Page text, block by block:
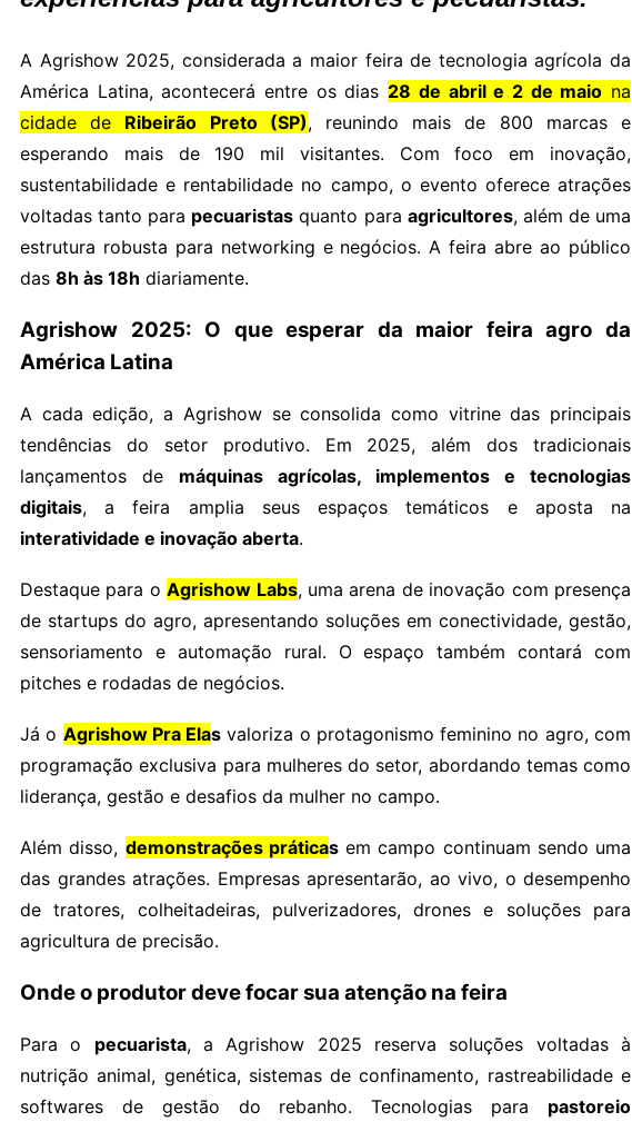
A Agrishow 2025, considerada a maior feira de tecnologia agrícola da
América Latina, acontecerá entre os dias 28 de abril e 2 de maio na
cidade de Ribeirão Preto (SP), reunindo mais de 800 marcas e
esperando mais de 190 mil visitantes. Com foco em inovação,
sustentabilidade e rentabilidade no campo, o evento oferece atrações
voltadas tanto para pecuaristas quanto para agricultores, além de uma
estrutura robusta para networking e negócios. A feira abre ao público
das 8h às 18h diariamente.
Agrishow 2025: O que esperar da maior feira agro da
América Latina
A cada edição, a Agrishow se consolida como vitrine das principais
tendências do setor produtivo. Em 2025, além dos tradicionais
lançamentos de máquinas agrícolas, implementos e tecnologias
digitais, a feira amplia seus espaços temáticos e aposta na
interatividade e inovação aberta.
Destaque para oAgrishow Labs, uma arena de inovação com presença
de startups do agro, apresentando soluções em conectividade, gestão,
sensoriamento e automação rural. O espaço também contará com
pitches e rodadas de negócios.
Já o Agrishow Pra Elas valoriza o protagonismo feminino no agro, com
programação exclusiva para mulheres do setor, abordando temas como
liderança, gestão e desafios da mulher no campo.
Além disso, demonstrações práticasem campo continuam sendo uma
das grandes atrações. Empresas apresentarão, ao vivo, o desempenho
de tratores, colheitadeiras, pulverizadores, drones e soluções para
agricultura de precisão.
Onde o produtor deve focar sua atenção na feira
Para o pecuarista, a Agrishow 2025 reserva soluções voltadas à
nutrição animal, genética, sistemas de confinamento, rastreabilidade e
softwares de gestão do rebanho. Tecnologias para pastoreio